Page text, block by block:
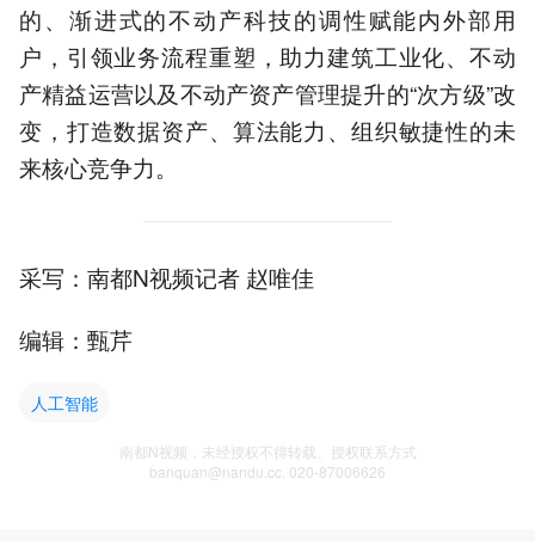
的、渐进式的不动产科技的调性赋能内外部用
户，引领业务流程重塑，助力建筑工业化、不动
产精益运营以及不动产资产管理提升的“次方级”改
变，打造数据资产、算法能力、组织敏捷性的未
来核心竞争力。
采写：南都N视频记者 赵唯佳
编辑：甄芹
人工智能
南都N视频，未经授权不得转载、授权联系方式
banquan@nandu.cc. 020-87006626